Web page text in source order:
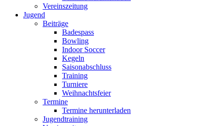
Vereinszeitung
Jugend
Beiträge
Badespass
Bowling
Indoor Soccer
Kegeln
Saisonabschluss
Training
Turniere
Weihnachtsfeier
Termine
Termine herunterladen
Jugendtraining